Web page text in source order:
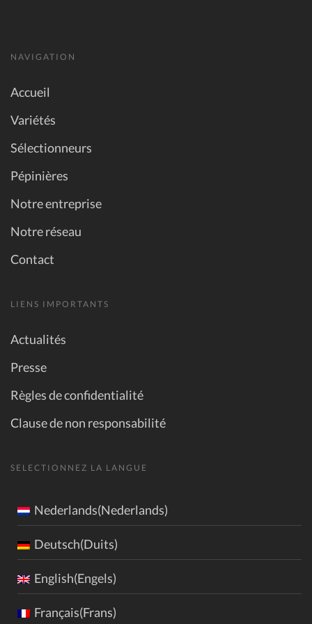
NAVIGATION
Accueil
Variétés
Sélectionneurs
Pépinières
Notre entreprise
Notre réseau
Contact
LIENS IMPORTANTS
Actualités
Presse
Règles de confidentialité
Clause de non responsabilité
SELECTIONNEZ LA LANGUE
Nederlands(Nederlands)
Deutsch(Duits)
English(Engels)
Français(Frans)